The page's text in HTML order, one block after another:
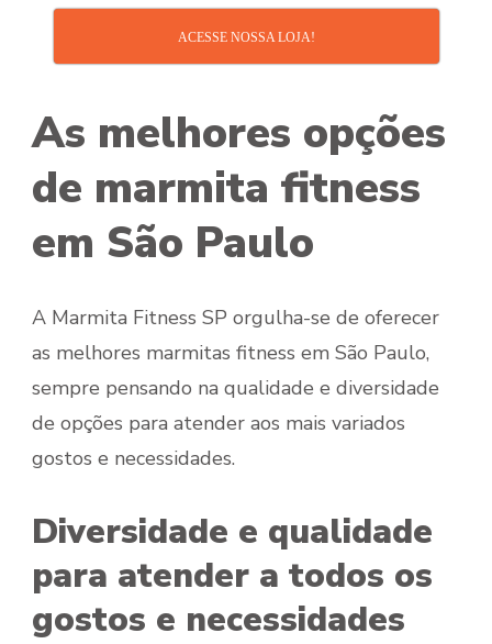
ACESSE NOSSA LOJA!
As melhores opções
de marmita fitness
em São Paulo
A Marmita Fitness SP orgulha-se de oferecer
as melhores marmitas fitness em São Paulo,
sempre pensando na qualidade e diversidade
de opções para atender aos mais variados
gostos e necessidades.
Diversidade e qualidade
para atender a todos os
gostos e necessidades